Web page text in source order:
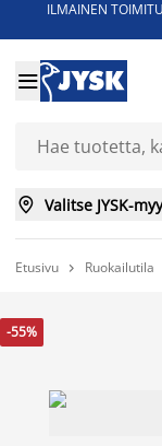
ILMAINEN

 Valitse JYSK-
Etusivu  Ruokailutila
-55%